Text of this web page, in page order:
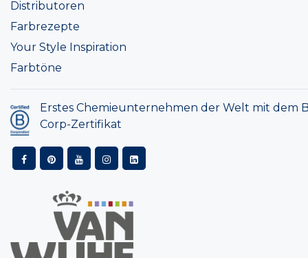
Distributoren
Farbrezepte
Your Style Inspiration
Farbtöne
Erstes Chemieunternehmen der Welt mit dem
Corp-Zertifikat